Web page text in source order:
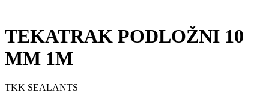
TEKATRAK PODLOŽNI 10
MM 1M
TKK SEALANTS